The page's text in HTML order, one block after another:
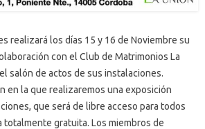
realizará los días 15 y 16 de Noviembre su
con el Club de Matrimonios La
salón de actos de sus instalaciones.
en la que realizaremos una exposición
que será de libre acceso para todos
totalmente gratuita. Los miembros de